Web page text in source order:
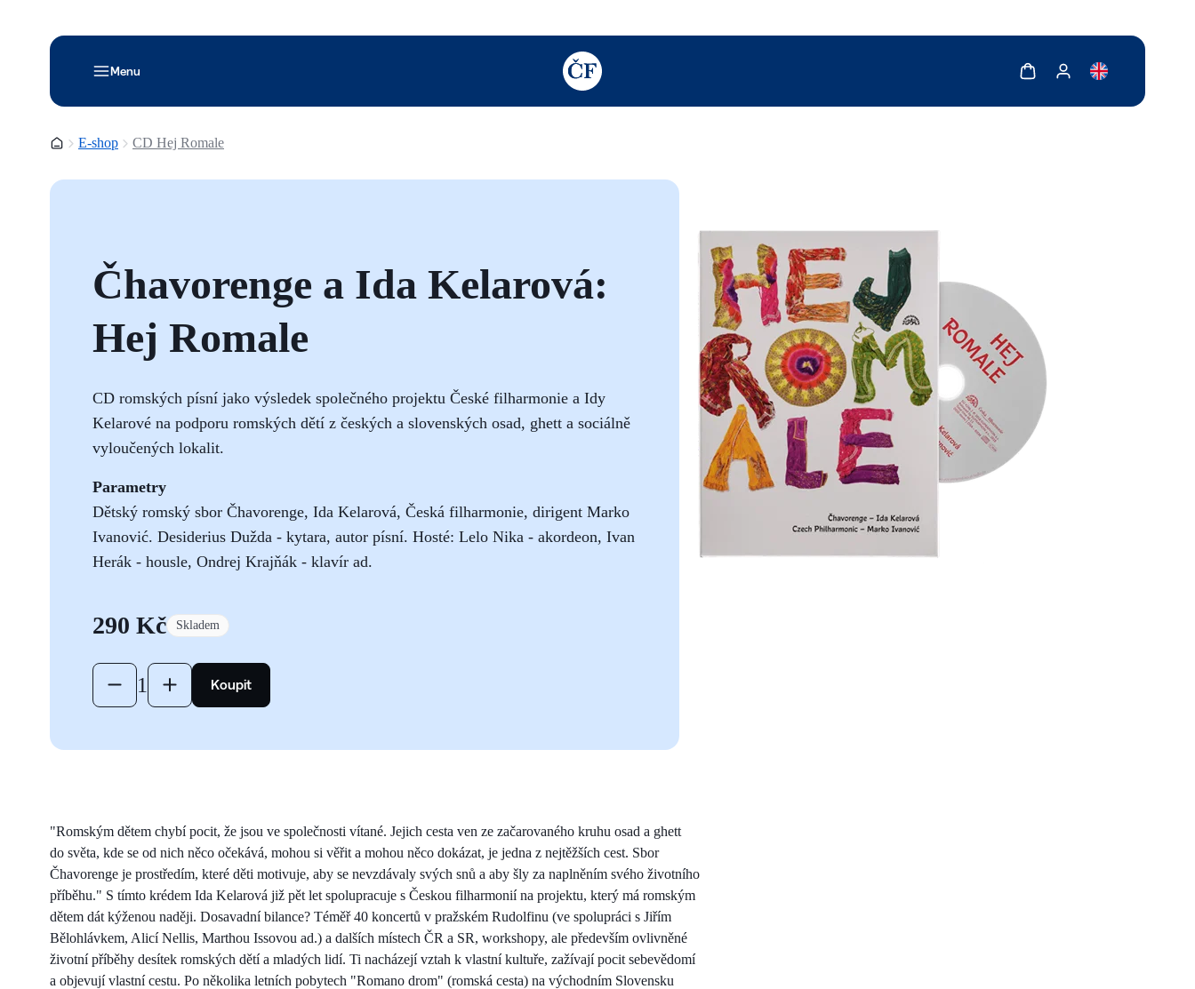
Menu
TODO: Add description for reader
Zobrazit košíkZobrazit můj účet
Domovská stránka
E-shop CD Hej Romale
Čhavorenge a Ida Kelarová:
Hej Romale
CD romských písní jako výsledek společného projektu České filharmonie a Idy
Kelarové na podporu romských dětí z českých a slovenských osad, ghett a sociálně
vyloučených lokalit.
Parametry
Dětský romský sbor Čhavorenge, Ida Kelarová, Česká filharmonie, dirigent Marko
Ivanović. Desiderius Dužda - kytara, autor písní. Hosté: Lelo Nika - akordeon, Ivan
Herák - housle, Ondrej Krajňák - klavír ad.
290 Kč Skladem
TODO: Add label
1 TODO: Add label
Koupit
"Romským dětem chybí pocit, že jsou ve společnosti vítané. Jejich cesta ven ze začarovaného kruhu osad a ghett
do světa, kde se od nich něco očekává, mohou si věřit a mohou něco dokázat, je jedna z nejtěžších cest. Sbor
Čhavorenge je prostředím, které děti motivuje, aby se nevzdávaly svých snů a aby šly za naplněním svého životního
příběhu." S tímto krédem Ida Kelarová již pět let spolupracuje s Českou filharmonií na projektu, který má romským
dětem dát kýženou naději. Dosavadní bilance? Téměř 40 koncertů v pražském Rudolfinu (ve spolupráci s Jiřím
Bělohlávkem, Alicí Nellis, Marthou Issovou ad.) a dalších místech ČR a SR, workshopy, ale především ovlivněné
životní příběhy desítek romských dětí a mladých lidí. Ti nacházejí vztah k vlastní kultuře, zažívají pocit sebevědomí
a objevují vlastní cestu. Po několika letních pobytech "Romano drom" (romská cesta) na východním Slovensku